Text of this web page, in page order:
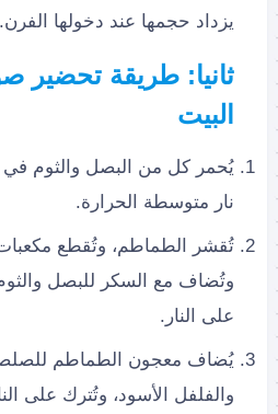
يزداد حجمها عند دخولها الفرن.
ثانيا: طريقة تحضير
البيت
يُحمر كل من البصل والثوم
نار متوسطة الحرارة.
تُقشر الطماطم، وتُقطع
وتُضاف مع السكر للبصل
على النار.
يُضاف معجون الطماطم
والفلفل الأسود، وتُترك على